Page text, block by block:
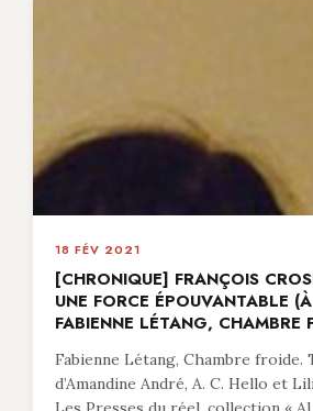
18 FÉV 2021
[CHRONIQUE] FRANÇOIS
UNE FORCE ÉPOUVANTABLE
FABIENNE LÉTANG, CHAMBRE
Fabienne Létang, Chambre froide.
d’Amandine André, A. C. Hello et